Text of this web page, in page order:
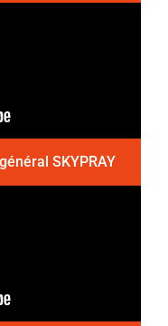
SKYPRAY